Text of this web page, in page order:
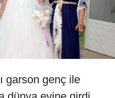
garson genç ile